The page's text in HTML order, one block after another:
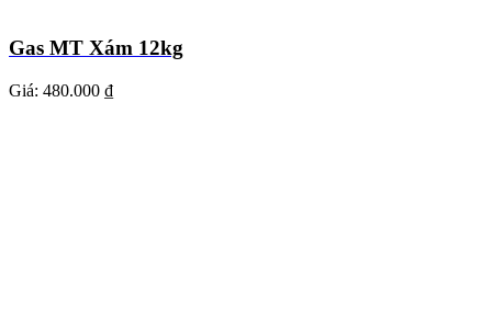
Gas MT Xám 12kg
Giá: 480.000 ₫